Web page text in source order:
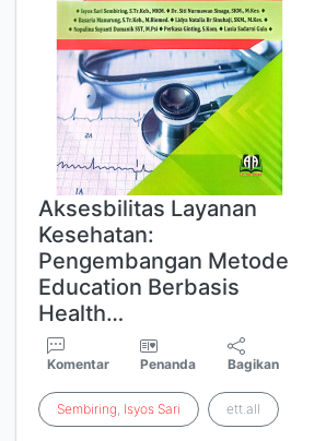
Aksesbilitas Layanan
Kesehatan:
Pengembangan Metode
Education Berbasis
Health…
Komentar Penanda Bagikan
Sembiring, Isyos Sari ett.all